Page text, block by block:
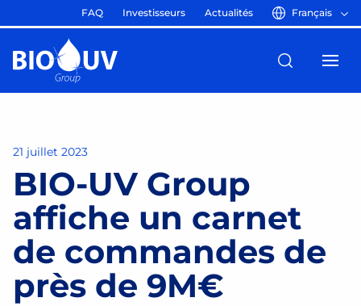
FAQ Investisseurs Actualités Français
21 juillet 2023
BIO-UV Group
affiche un carnet
de commandes de
près de 9M€